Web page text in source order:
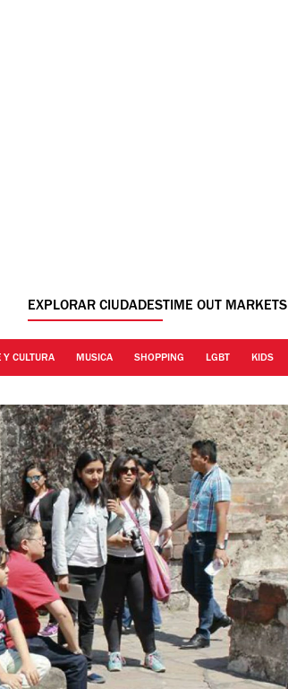
EXPLORAR CIUDADESTIME OUT MARKETS
Y CULTURA MUSICA SHOPPING LGBT KIDS